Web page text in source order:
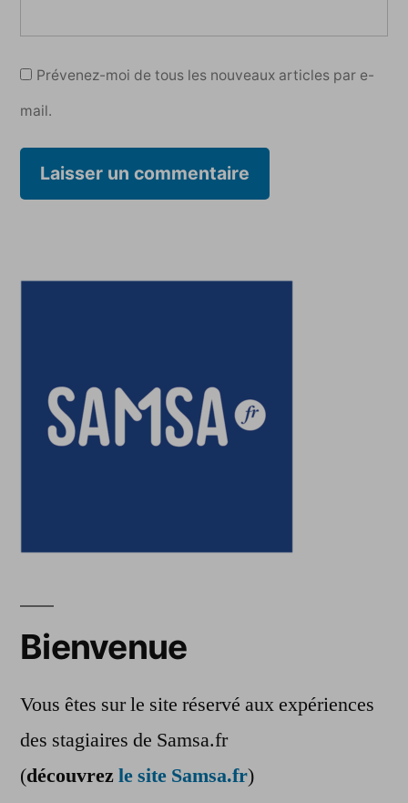
Prévenez-moi de tous les nouveaux articles par e-
mail.
Bienvenue
Vous êtes sur le site réservé aux expériences
des stagiaires de Samsa.fr
(découvrezle site Samsa.fr)